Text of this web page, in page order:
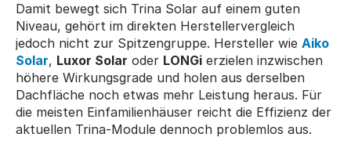
Damit bewegt sich Trina Solar auf einem guten
Niveau, gehört im direkten Herstellervergleich
jedoch nicht zur Spitzengruppe. Hersteller wie Aiko
Solar, Luxor Solar oder LONGi erzielen inzwischen
höhere Wirkungsgrade und holen aus derselben
Dachfläche noch etwas mehr Leistung heraus. Für
die meisten Einfamilienhäuser reicht die Effizienz der
aktuellen Trina-Module dennoch problemlos aus.